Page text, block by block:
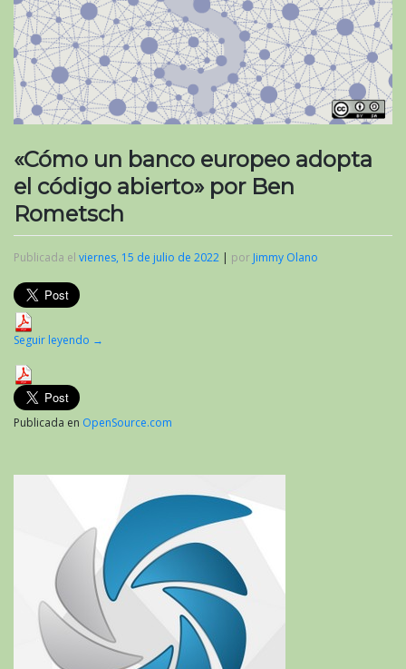
«Cómo un banco europeo adopta
el código abierto» por Ben
Rometsch
Publicada el viernes, 15 de julio de 2022 | por Jimmy Olano
Seguir leyendo →
Publicada en OpenSource.com